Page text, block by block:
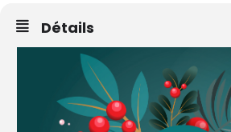
Détails